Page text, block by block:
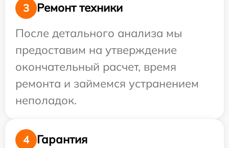
3
Ремонт техники
После детального анализа мы
предоставим на утверждение
окончательный расчет, время
ремонта и займемся устранением
неполадок.
4
Гарантия